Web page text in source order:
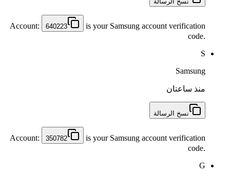
Account: 640223
is your Samsung account verification
code.
S
Samsung
منذ ساعتان
نسخ الرسالة
Account: 350782
is your Samsung account verification
code.
G